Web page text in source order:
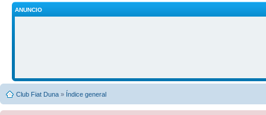
ANUNCIO
Club Fiat Duna » Índice general